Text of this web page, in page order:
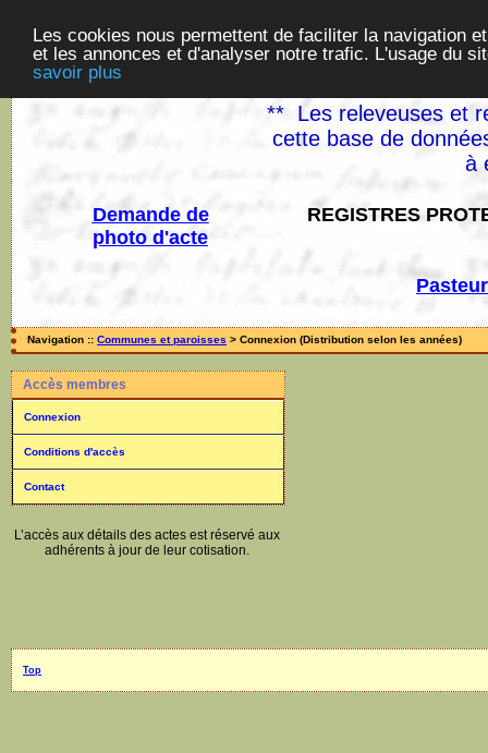
Les cookies nous permettent de faciliter la navigation
et les annonces et d'analyser notre trafic. L'usage du
savoir plus
** Les releveuses et
cette base de
à
Demande de
photo d'acte
REGISTRES
Navigation :: Communes et paroisses > Connexion (Distribution selon les années)
Accès membres
Connexion
Conditions d'accès
Contact
L’accès aux détails des actes est réservé aux
adhérents à jour de leur cotisation.
Top